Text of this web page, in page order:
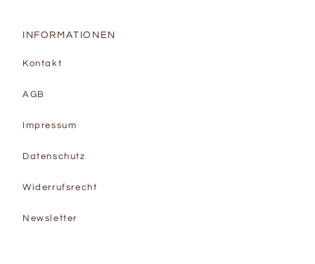
INFORMATIONEN
Kontakt
AGB
Impressum
Datenschutz
Widerrufsrecht
Newsletter